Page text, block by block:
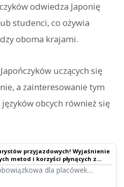
odwiedza Japonię
studenci, co ożywia
oboma krajami.
uczących się
a zainteresowanie tym
obcych również się
przyjazdowych! Wyjaśnienie
metod i korzyści płynących z
wielojęzycznych
audio｜文章読み上げソフト
dla placówek